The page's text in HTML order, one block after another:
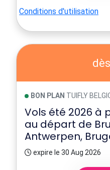
Conditions d'utilisation
dès
BON PLAN TUIFLY
Vols été 2026 à
au départ de
Antwerpen,
expire le 30 Aug 2026